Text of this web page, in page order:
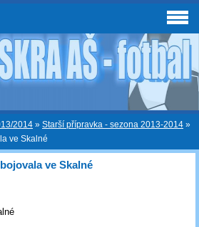
2014 » Starší přípravka - sezona 2013-2014 »
ve Skalné
ve Skalné